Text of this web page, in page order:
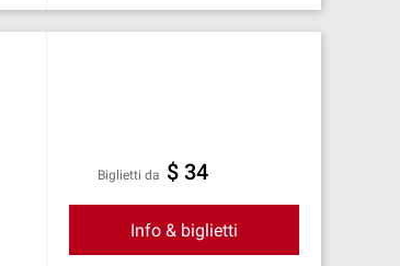
Biglietti da $ 34
Info & biglietti